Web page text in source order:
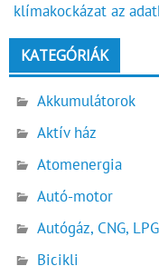
klímakockázat az
KATEGÓRIÁK
Akkumulátorok
Aktív ház
Atomenergia
Autó-motor
Autógáz, CNG, LPG
Bicikli